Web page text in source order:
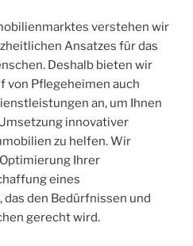
verstehen wir
Ansatzes für das
Deshalb bieten wir
von Pflegeheimen auch
an, um Ihnen
innovativer
zu helfen. Wir
Ihrer
eines
den Bedürfnissen und
gerecht wird.